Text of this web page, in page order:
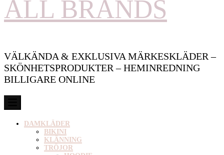
ALL BRANDS
VÄLKÄNDA & EXKLUSIVA MÄRKESKLÄDER –
SKÖNHETSPRODUKTER – HEMINREDNING
BILLIGARE ONLINE
DAMKLÄDER
BIKINI
KLÄNNING
TRÖJOR